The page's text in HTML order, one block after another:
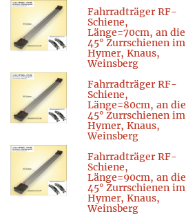
Fahrradträger RF-
Schiene,
Länge=70cm, an die
45° Zurrschienen im
Hymer, Knaus,
Weinsberg
Fahrradträger RF-
Schiene,
Länge=80cm, an die
45° Zurrschienen im
Hymer, Knaus,
Weinsberg
Fahrradträger RF-
Schiene,
Länge=90cm, an die
45° Zurrschienen im
Hymer, Knaus,
Weinsberg